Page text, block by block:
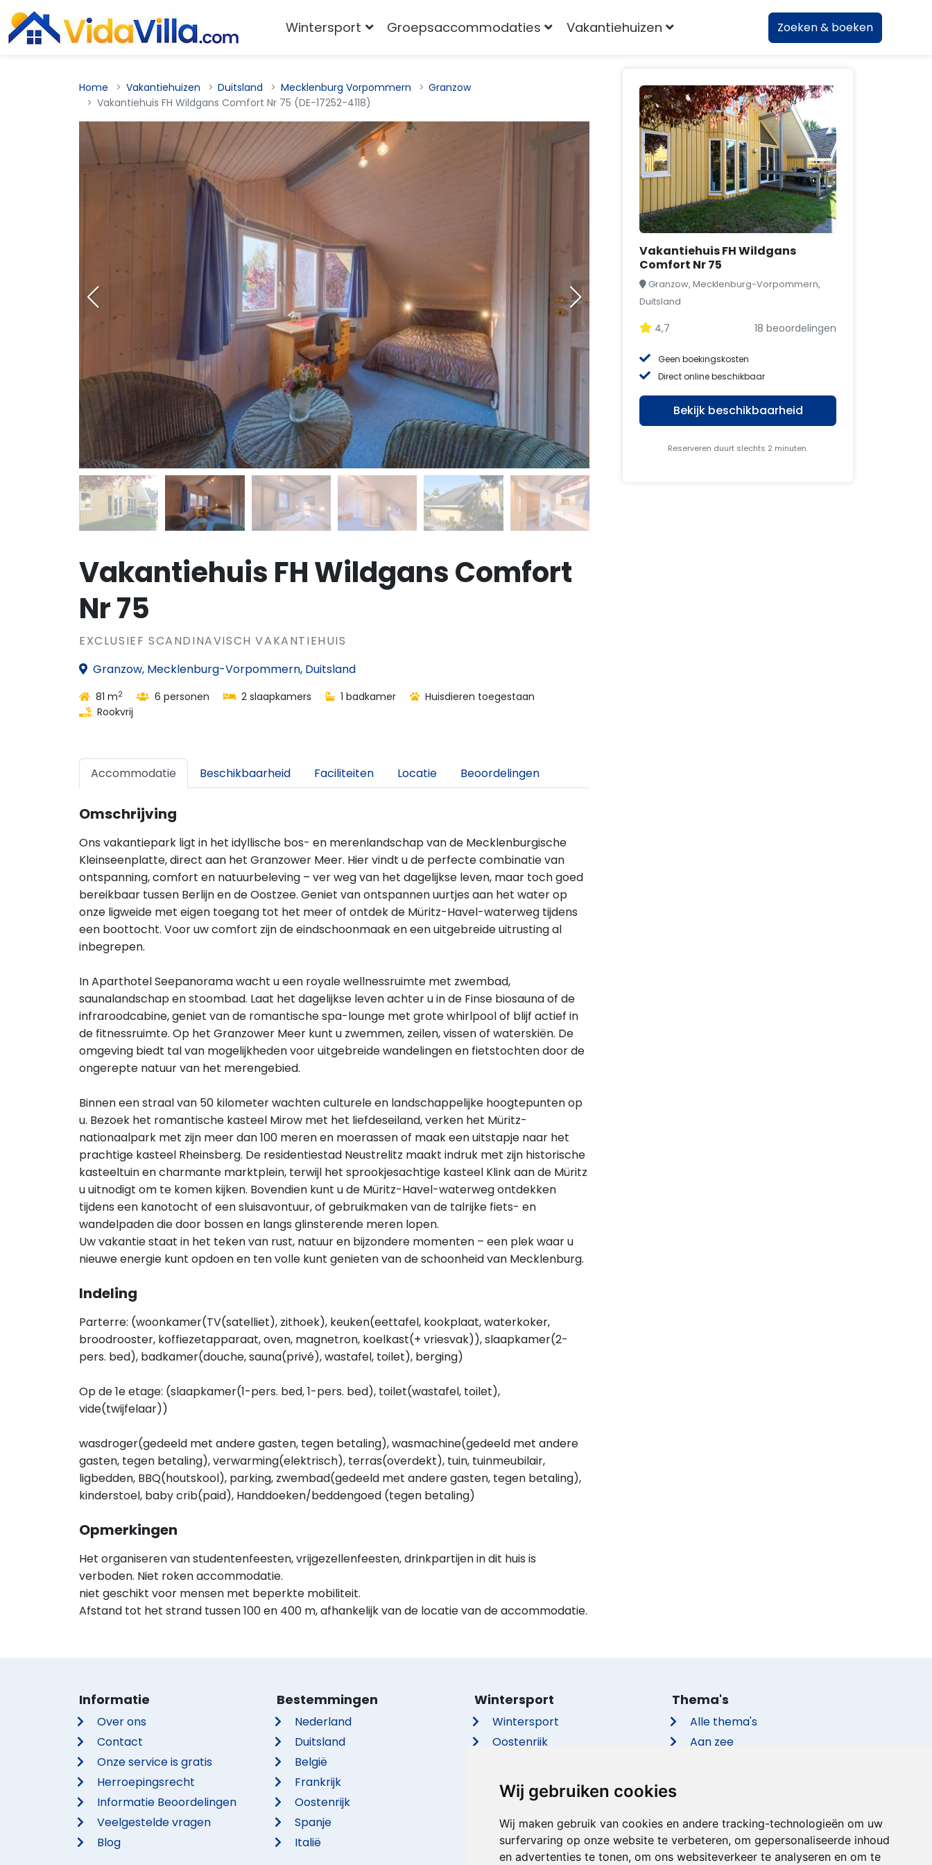
Wij gebruiken cookies
Wij maken gebruik van cookies en andere tracking-technologieën om uw
surfervaring op onze website te verbeteren, om gepersonaliseerde inhoud
en advertenties te tonen, om ons websiteverkeer te analyseren en om te
Home Vakantiehuizen Duitsland Mecklenburg Vorpommern
Granzow
Vakantiehuis FH Wildgans Comfort Nr 75 (DE-17252-4118)
Vakantiehuis FH Wildgans Comfort
Nr 75
EXCLUSIEF SCANDINAVISCH VAKANTIEHUIS
Granzow, Mecklenburg-Vorpommern, Duitsland
81 m2 6 personen 2 slaapkamers 1 badkamer
Huisdieren toegestaan
Rookvrij
Accommodatie Beschikbaarheid Faciliteiten Locatie Beoordelingen
Omschrijving
Ons vakantiepark ligt in het idyllische bos- en merenlandschap van de Mecklenburgische
Kleinseenplatte, direct aan het Granzower Meer. Hier vindt u de perfecte combinatie van
ontspanning, comfort en natuurbeleving – ver weg van het dagelijkse leven, maar toch goed
bereikbaar tussen Berlijn en de Oostzee. Geniet van ontspannen uurtjes aan het water op
onze ligweide met eigen toegang tot het meer of ontdek de Müritz-Havel-waterweg tijdens
een boottocht. Voor uw comfort zijn de eindschoonmaak en een uitgebreide uitrusting al
inbegrepen.
In Aparthotel Seepanorama wacht u een royale wellnessruimte met zwembad,
saunalandschap en stoombad. Laat het dagelijkse leven achter u in de Finse biosauna of de
infraroodcabine, geniet van de romantische spa-lounge met grote whirlpool of blijf actief in
de fitnessruimte. Op het Granzower Meer kunt u zwemmen, zeilen, vissen of waterskiën. De
omgeving biedt tal van mogelijkheden voor uitgebreide wandelingen en fietstochten door de
ongerepte natuur van het merengebied.
Binnen een straal van 50 kilometer wachten culturele en landschappelijke hoogtepunten op
u. Bezoek het romantische kasteel Mirow met het liefdeseiland, verken het Müritz-
nationaalpark met zijn meer dan 100 meren en moerassen of maak een uitstapje naar het
prachtige kasteel Rheinsberg. De residentiestad Neustrelitz maakt indruk met zijn historische
kasteeltuin en charmante marktplein, terwijl het sprookjesachtige kasteel Klink aan de Müritz
u uitnodigt om te komen kijken. Bovendien kunt u de Müritz-Havel-waterweg ontdekken
tijdens een kanotocht of een sluisavontuur, of gebruikmaken van de talrijke fiets- en
wandelpaden die door bossen en langs glinsterende meren lopen.
Uw vakantie staat in het teken van rust, natuur en bijzondere momenten – een plek waar u
nieuwe energie kunt opdoen en ten volle kunt genieten van de schoonheid van Mecklenburg.
Indeling
Parterre: (woonkamer(TV(satelliet), zithoek), keuken(eettafel, kookplaat, waterkoker,
broodrooster, koffiezetapparaat, oven, magnetron, koelkast(+ vriesvak)), slaapkamer(2-
pers. bed), badkamer(douche, sauna(privé), wastafel, toilet), berging)
Op de 1e etage: (slaapkamer(1-pers. bed, 1-pers. bed), toilet(wastafel, toilet),
vide(twijfelaar))
wasdroger(gedeeld met andere gasten, tegen betaling), wasmachine(gedeeld met andere
gasten, tegen betaling), verwarming(elektrisch), terras(overdekt), tuin, tuinmeubilair,
ligbedden, BBQ(houtskool), parking, zwembad(gedeeld met andere gasten, tegen betaling),
kinderstoel, baby crib(paid), Handdoeken/beddengoed (tegen betaling)
Opmerkingen
Het organiseren van studentenfeesten, vrijgezellenfeesten, drinkpartijen in dit huis is
verboden. Niet roken accommodatie.
niet geschikt voor mensen met beperkte mobiliteit.
Afstand tot het strand tussen 100 en 400 m, afhankelijk van de locatie van de accommodatie.
Vakantiehuis FH Wildgans
Comfort Nr 75
Granzow, Mecklenburg-Vorpommern,
Duitsland
4,7 18 beoordelingen
Geen boekingskosten
Direct online beschikbaar
Bekijk beschikbaarheid
Reserveren duurt slechts 2 minuten.
Informatie
Over ons
Contact
Onze service is gratis
Herroepingsrecht
Informatie Beoordelingen
Veelgestelde vragen
Blog
Bestemmingen
Nederland
Duitsland
België
Frankrijk
Oostenrijk
Spanje
Italië
Wintersport
Wintersport
Oostenrijk
Italië
Duitsland
Zwitserland
Tsjechië
Thema's
Alle thema's
Aan zee
Met privé zwembad
Met sauna
Wintersport Groepsaccommodaties Vakantiehuizen Zoeken & boeken